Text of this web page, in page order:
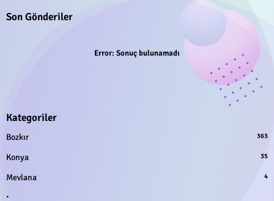
Son Gönderiler
Error: Sonuç bulunamadı
Kategoriler
Bozkır 363
Konya 35
Mevlana 4
.